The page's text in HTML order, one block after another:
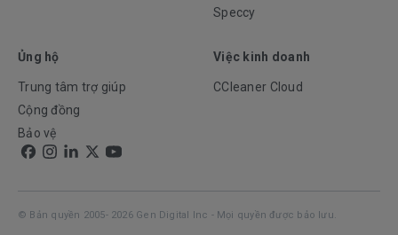
Speccy
Ủng hộ
Trung tâm trợ giúp
Cộng đồng
Bảo vệ
Việc kinh doanh
CCleaner Cloud
© Bản quyền 2005- 2026 Gen Digital Inc - Mọi quyền được bảo lưu.